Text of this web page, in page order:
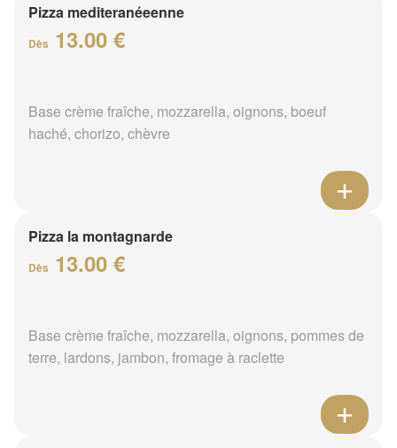
Pizza mediteranéeenne
Dès 13.00 €
Base crème fraîche, mozzarella, oignons, boeuf
haché, chorizo, chèvre
Pizza la montagnarde
Dès 13.00 €
Base crème fraîche, mozzarella, oignons, pommes de
terre, lardons, jambon, fromage à raclette